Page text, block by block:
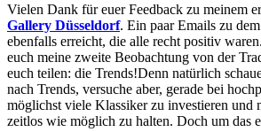
Vielen Dank für euer Feedback zu meinem
Gallery Düsseldorf. Ein paar Emails zu
ebenfalls erreicht, die alle recht positiv
euch meine zweite Beobachtung von der
euch teilen: die Trends!Denn natürlich
nach Trends, versuche aber, gerade bei
möglichst viele Klassiker zu investieren und
zeitlos wie möglich zu halten. Doch um das